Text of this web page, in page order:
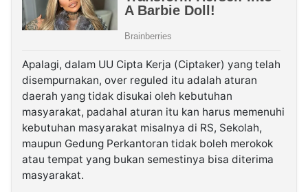
Apalagi, dalam UU Cipta Kerja (Ciptaker) yang telah
disempurnakan, over reguled itu adalah aturan
daerah yang tidak disukai oleh kebutuhan
masyarakat, padahal aturan itu kan harus memenuhi
kebutuhan masyarakat misalnya di RS, Sekolah,
maupun Gedung Perkantoran tidak boleh merokok
atau tempat yang bukan semestinya bisa diterima
masyarakat.